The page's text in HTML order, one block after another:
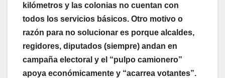
kilómetros y las colonias no cuentan con
todos los servicios básicos. Otro motivo o
razón para no solucionar es porque alcaldes,
regidores, diputados (siempre) andan en
campaña electoral y el “pulpo camionero”
apoya económicamente y “acarrea votantes”.